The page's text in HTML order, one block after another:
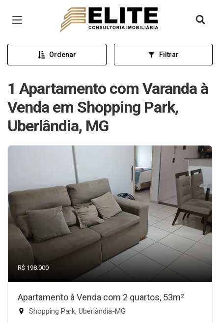
Página inicial
Ordenar Filtrar
1 Apartamento com Varanda à
Venda em Shopping Park,
Uberlândia, MG
R$ 198.000
Apartamento à Venda com 2 quartos, 53m²
Shopping Park, Uberlândia-MG